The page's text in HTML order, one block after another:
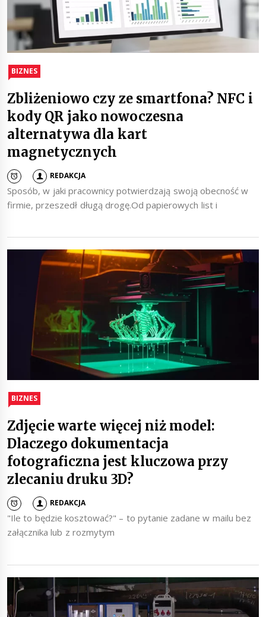
BIZNES
Zbliżeniowo czy ze smartfona? NFC i
kody QR jako nowoczesna
alternatywa dla kart
magnetycznych
REDAKCJA
Sposób, w jaki pracownicy potwierdzają swoją obecność w
firmie, przeszedł długą drogę.Od papierowych list i
BIZNES
Zdjęcie warte więcej niż model:
Dlaczego dokumentacja
fotograficzna jest kluczowa przy
zlecaniu druku 3D?
REDAKCJA
"Ile to będzie kosztować?" – to pytanie zadane w mailu bez
załącznika lub z rozmytym